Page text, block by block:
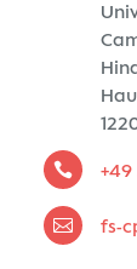

 fs-